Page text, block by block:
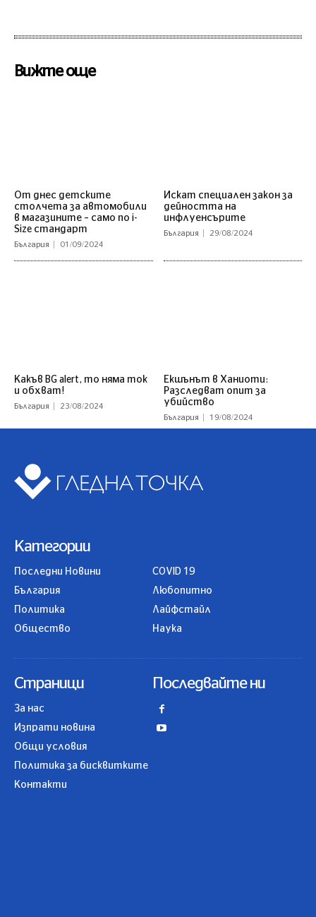
Вижте още
От днес детските
столчета за автомобили
в магазините – само по i-
Size стандарт
България 01/09/2024
Искат специален закон за
дейността на
инфлуенсърите
България 29/08/2024
Какъв BG alert, то няма ток
и обхват!
България 23/08/2024
Екшънът в Ханиоти:
Разследват опит за
убийство
България 19/08/2024
Категории
Последни Новини
България
Политика
Общество
COVID 19
Любопитно
Лайфстайл
Наука
Страници
За нас
Изпрати новина
Общи условия
Политика за бисквитките
Контакти
Последвайте ни